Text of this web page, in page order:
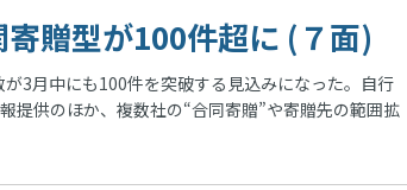
贈型が100件超に (７面)
3月中にも100件を突破する見込みになった。自行
提供のほか、複数社の“合同寄贈”や寄贈先の範囲拡